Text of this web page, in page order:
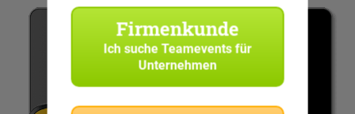
Firmenkunde
Ich sucheTeamevents für
Unternehmen